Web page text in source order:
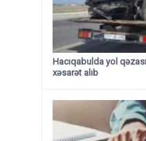
Hacıqabulda yol
xəsarət alıb